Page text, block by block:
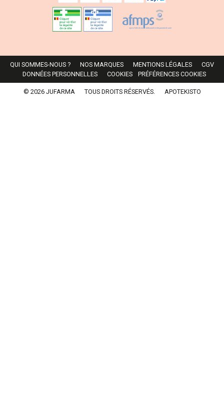
QUI SOMMES-NOUS ? NOS MARQUES MENTIONS LÉGALES
CGV
DONNÉES PERSONNELLES
COOKIES PRÉFÉRENCES COOKIES
© 2026 JUFARMA TOUS DROITS RÉSERVÉS. APOTEKISTO